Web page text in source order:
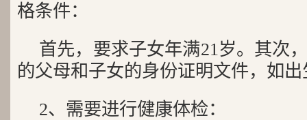
格条件：
首先，要求子女年满21岁。其次
的父母和子女的身份证明文件，如
2、需要进行健康体检：